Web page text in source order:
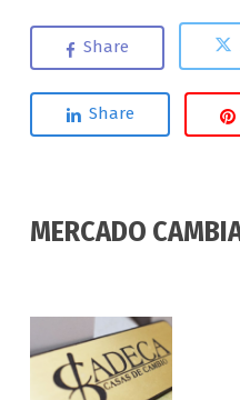
Share
Share
MERCADO